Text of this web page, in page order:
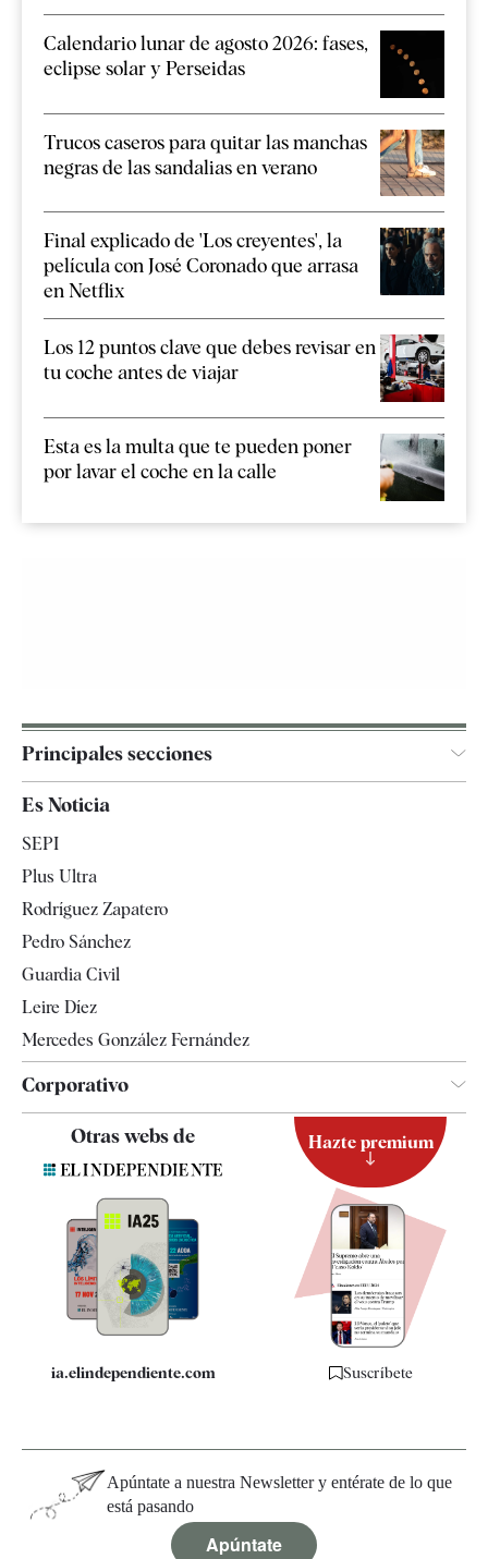
Calendario lunar de agosto 2026: fases,
eclipse solar y Perseidas
Trucos caseros para quitar las manchas
negras de las sandalias en verano
Final explicado de 'Los creyentes', la
película con José Coronado que arrasa
en Netflix
Los 12 puntos clave que debes revisar en
tu coche antes de viajar
Esta es la multa que te pueden poner
por lavar el coche en la calle
Principales secciones
Televisión
Es Noticia
SEPI
Plus Ultra
Rodríguez Zapatero
Pedro Sánchez
Guardia Civil
Leire Díez
Mercedes González Fernández
Corporativo
Quiénes somos
Especificaciones
Otras webs de
ia.elindependiente.com
Hazte premium
Suscríbete
Apúntate a nuestra Newsletter y entérate de lo que
está pasando
Apúntate